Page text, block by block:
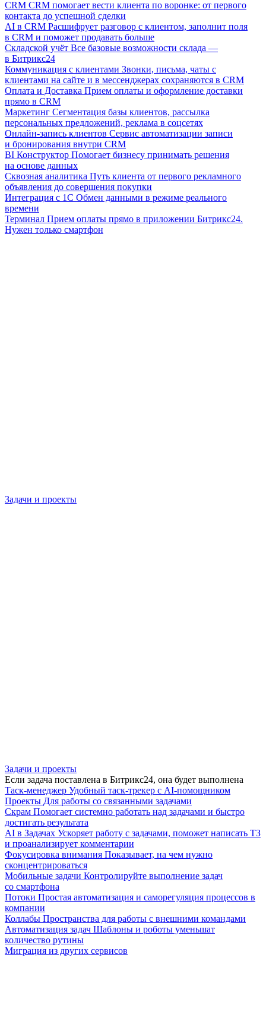
CRM CRM помогает вести клиента по воронке: от первого
контакта до успешной сделки
AI в CRM Расшифрует разговор с клиентом, заполнит поля
в CRM и поможет продавать больше
Складской учёт Все базовые возможности склада —
в Битрикс24
Коммуникация с клиентами Звонки, письма, чаты с
клиентами на сайте и в мессенджерах сохраняются в CRM
Оплата и Доставка Прием оплаты и оформление доставки
прямо в CRM
Маркетинг Сегментация базы клиентов, рассылка
персональных предложений, реклама в соцсетях
Онлайн-запись клиентов Сервис автоматизации записи
и бронирования внутри CRM
BI Конструктор Помогает бизнесу принимать решения
на основе данных
Сквозная аналитика Путь клиента от первого рекламного
объявления до совершения покупки
Интеграция с 1С Обмен данными в режиме реального
времени
Терминал Прием оплаты прямо в приложении Битрикс24.
Нужен только смартфон
Задачи и проекты
Задачи и проекты
Если задача поставлена в Битрикс24, она будет выполнена
Таск-менеджер Удобный таск-трекер с AI-помощником
Проекты Для работы со связанными задачами
Скрам Помогает системно работать над задачами и быстро
достигать результата
AI в Задачах Ускоряет работу с задачами, поможет написать ТЗ
и проанализирует комментарии
Фокусировка внимания Показывает, на чем нужно
сконцентрироваться
Мобильные задачи Контролируйте выполнение задач
со смартфона
Потоки Простая автоматизация и саморегуляция процессов в
компании
Коллабы Пространства для работы с внешними командами
Автоматизация задач Шаблоны и роботы уменьшат
количество рутины
Миграция из других сервисов